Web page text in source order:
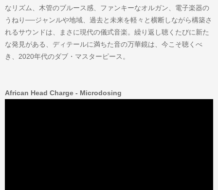
なリズム、木管のブルース感、ファンキーなオルガン、電子楽器の
うねり──ジャンルや地域、過去と未来を軽々と横断しながら構築さ
れるサウンドは、まさに現代の儀式音楽。繰り返し聴くたびに新た
な発見がある、ディテールに満ちた音の万華鏡は、今こそ聴くべ
き、2020年代のダブ・マスターピース。
African Head Charge - Microdosing